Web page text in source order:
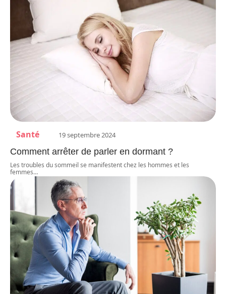
Santé 19 septembre 2024
Comment arrêter de parler en dormant ?
Les troubles du sommeil se manifestent chez les hommes et les
femmes…